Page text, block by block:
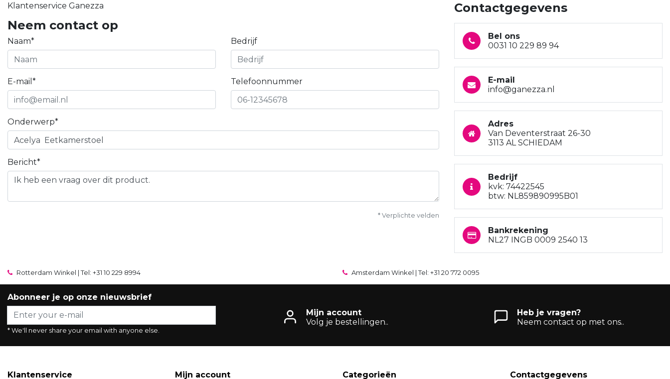
Klantenservice Ganezza
Neem contact op
Naam* Bedrijf
E-mail* Telefoonnummer
Onderwerp*
Bericht*
* Verplichte velden
Contactgegevens
Bel ons
0031 10 229 89 94
E-mail
info@ganezza.nl
Adres
Van Deventerstraat 26-30
3113 AL SCHIEDAM
Bedrijf
kvk: 74422545
btw: NL859890995B01
Bankrekening
NL27 INGB 0009 2540 13
Rotterdam Winkel | Tel: +31 10 229 8994 Amsterdam Winkel | Tel: +31 20 772 0095
Abonneer je op onze nieuwsbrief
* We'll never share your email with anyone else.
Mijn account
Volg je bestellingen..
Heb je vragen?
Neem contact op met ons..
Klantenservice Mijn account Categorieën Contactgegevens